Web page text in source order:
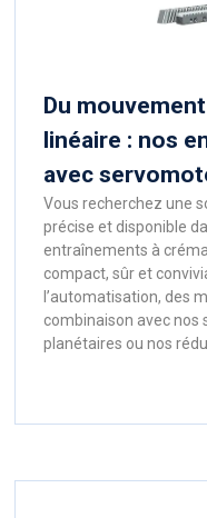
Du
linéaire : nos
avec
Vous recherchez une
précise et disponible
entraînements à
compact, sûr et
l’automatisation, des
combinaison avec
planétaires ou nos